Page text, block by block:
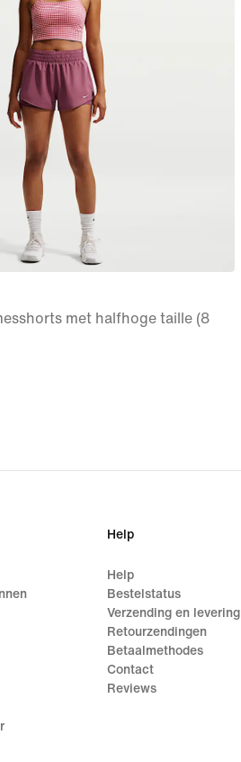
met halfhoge taille (8
Help
Help
Bestelstatus
Verzending en levering
Retourzendingen
Betaalmethodes
Contact
Reviews